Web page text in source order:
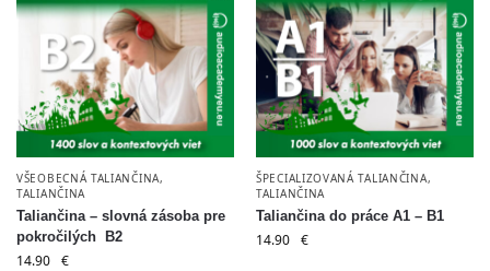
VŠEOBECNÁ TALIANČINA,
TALIANČINA
Taliančina – slovná zásoba pre
pokročilých B2
14.90 €
ŠPECIALIZOVANÁ TALIANČINA,
TALIANČINA
Taliančina do práce A1 – B1
14.90 €